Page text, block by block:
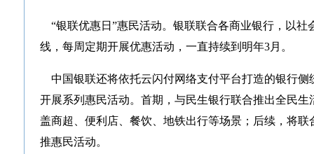
“银联优惠日”惠民活动。银联联合各商业银行，以社
线，每周定期开展优惠活动，一直持续到明年3月。
中国银联还将依托云闪付网络支付平台打造的银行侧
开展系列惠民活动。首期，与民生银行联合推出全民
盖商超、便利店、餐饮、地铁出行等场景；后续，将
推惠民活动。